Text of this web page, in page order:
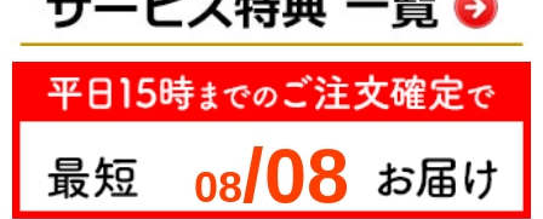
08/08